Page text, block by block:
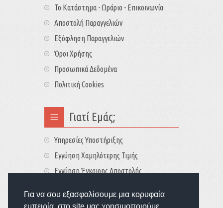
Για να σου εξασφαλίσουμε μια κορυφαία
Το Κατάστημα - Ωράριο - Επικοινωνία
Αποστολή Παραγγελιών
Εξόφληση Παραγγελιών
Όροι Χρήσης
Προσωπικά Δεδομένα
Πολιτική Cookies
Γιατί Εμάς;
Υπηρεσίες Υποστήριξης
Εγγύηση Χαμηλότερης Τιμής
Εγγύηση Έγκαιρης Αποστολής